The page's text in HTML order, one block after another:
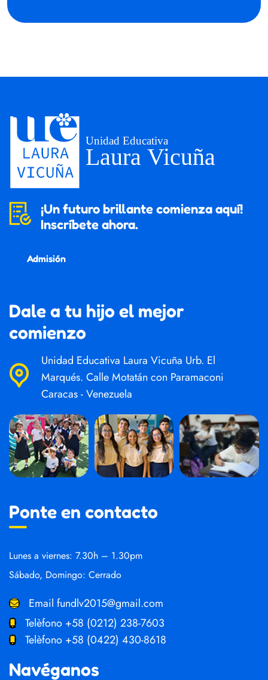
¡Un futuro brillante comienza aquí!
Inscríbete ahora.
Admisión
Dale a tu hijo el mejor
comienzo
Unidad Educativa Laura Vicuña Urb. El
Marqués. Calle Motatán con Paramaconi
Caracas - Venezuela
Ponte en contacto
Lunes a viernes: 7.30h – 1.30pm
Sábado, Domingo: Cerrado
Email fundlv2015@gmail.com
Telèfono +58 (0212) 238-7603
Telèfono +58 (0422) 430-8618
Navéganos